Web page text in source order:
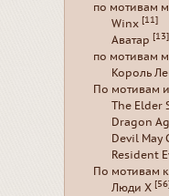
по мотивам
Winx [11]
Аватар [13]
по мотивам
Король
По мотивам
The Elder
Dragon
Devil May
Resident
По мотивам
Люди Х [56]